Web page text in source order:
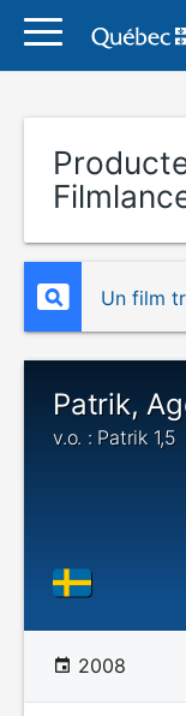
Un film
Patrik,
v.o. : Patrik 1,5
2008